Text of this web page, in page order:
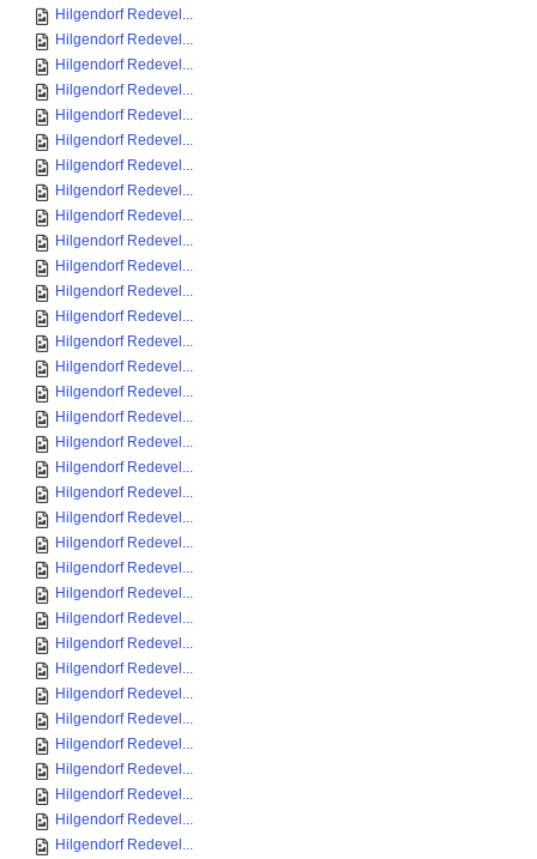
Hilgendorf Redevel...
Hilgendorf Redevel...
Hilgendorf Redevel...
Hilgendorf Redevel...
Hilgendorf Redevel...
Hilgendorf Redevel...
Hilgendorf Redevel...
Hilgendorf Redevel...
Hilgendorf Redevel...
Hilgendorf Redevel...
Hilgendorf Redevel...
Hilgendorf Redevel...
Hilgendorf Redevel...
Hilgendorf Redevel...
Hilgendorf Redevel...
Hilgendorf Redevel...
Hilgendorf Redevel...
Hilgendorf Redevel...
Hilgendorf Redevel...
Hilgendorf Redevel...
Hilgendorf Redevel...
Hilgendorf Redevel...
Hilgendorf Redevel...
Hilgendorf Redevel...
Hilgendorf Redevel...
Hilgendorf Redevel...
Hilgendorf Redevel...
Hilgendorf Redevel...
Hilgendorf Redevel...
Hilgendorf Redevel...
Hilgendorf Redevel...
Hilgendorf Redevel...
Hilgendorf Redevel...
Hilgendorf Redevel...